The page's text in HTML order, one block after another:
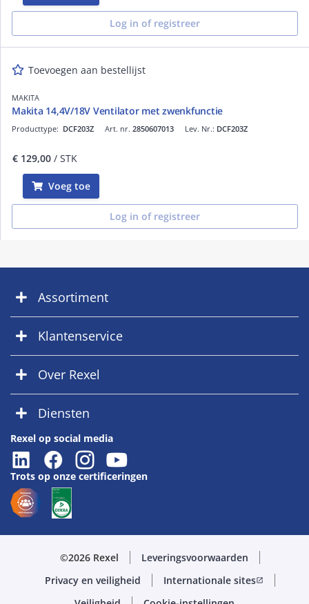
Log in of registreer
Toevoegen aan bestellijst
MAKITA
Makita 14,4V/18V Ventilator met zwenkfunctie
Art. nr. 2850607013
Producttype: DCF203Z Lev. Nr.: DCF203Z
€ 129,00 / STK
Voeg toe
Log in of registreer
Assortiment
Klantenservice
Over Rexel
Diensten
Rexel op social media
Trots op onze certificeringen
©2026 Rexel
Leveringsvoorwaarden
Privacy en veiligheid
Internationale sitesopen_in_new